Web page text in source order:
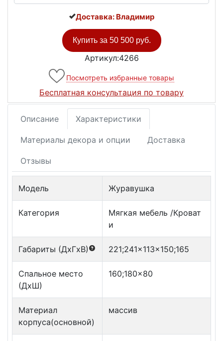
Доставка: Владимир
Купить за 50 500 руб.
Артикул:4266
Посмотреть избранные товары
Бесплатная консультация по товару
Описание Характеристики
Материалы декора и опции Доставка
Отзывы
Модель Журавушка
Категория
Мягкая мебель /Кроват
и
Габариты (ДxГxВ) 221;241x113x150;165
Спальное место
(ДxШ)
160;180x80
Материал
корпуса(основной)
массив